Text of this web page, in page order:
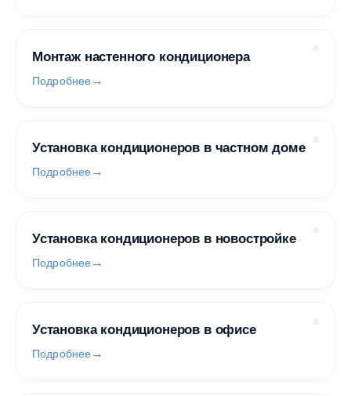
Монтаж настенного кондиционера
Подробнее
Установка кондиционеров в частном доме
Подробнее
Установка кондиционеров в новостройке
Подробнее
Установка кондиционеров в офисе
Подробнее